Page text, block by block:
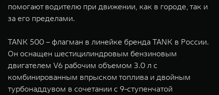
помогают водителю при движении, как в городе, так и
за его пределами.
TANK 500 – флагман в линейке бренда TANK в России.
Он оснащен шестицилиндровым бензиновым
двигателем V6 рабочим объемом 3.0 л с
комбинированным впрыском топлива и двойным
турбонаддувом в сочетании с 9-ступенчатой